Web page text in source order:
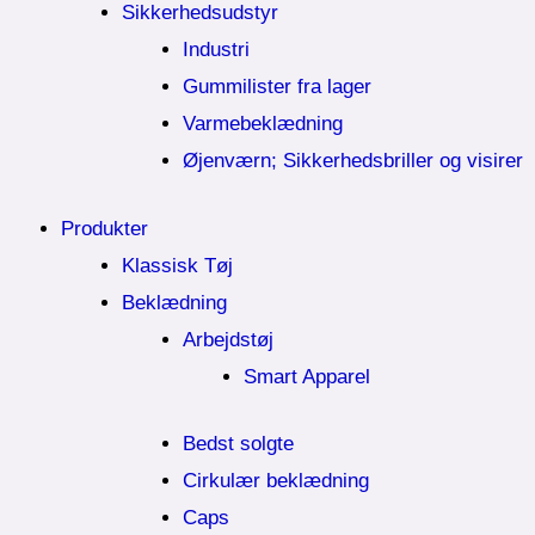
Sikkerhedsudstyr
Industri
Gummilister fra lager
Varmebeklædning
Øjenværn; Sikkerhedsbriller og visirer
Produkter
Klassisk Tøj
Beklædning
Arbejdstøj
Smart Apparel
Bedst solgte
Cirkulær beklædning
Caps